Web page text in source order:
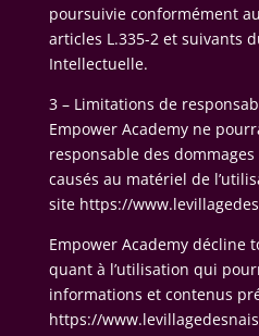
poursuivie conformément
articles L.335-2 et suivants
Intellectuelle.
3 – Limitations de
Empower Academy ne
responsable des
causés au matériel de
site https://
Empower Academy décline
quant à l’utilisation qui
informations et contenus
https://